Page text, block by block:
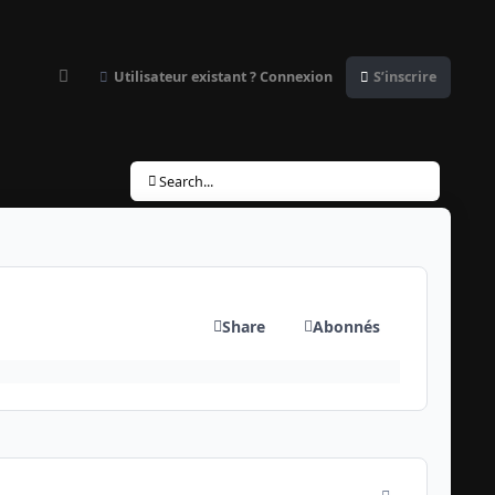
CustomizerUtilisateur existant ? Connexion S’inscrire
Search...
Share Abonnés